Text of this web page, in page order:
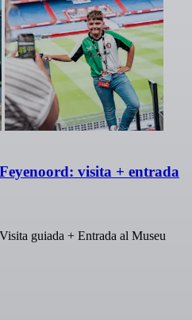
visita + entrada
guiada + Entrada al Museu